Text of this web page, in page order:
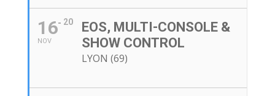
16
NOV
20
EOS, MULTI-CONSOLE &
SHOW CONTROL
LYON (69)